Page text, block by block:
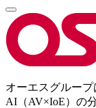
オーエスグルー
AI（AV×IoE）の